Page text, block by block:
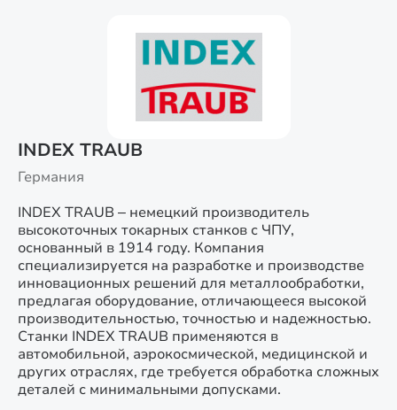
INDEX TRAUB
Германия
INDEX TRAUB – немецкий производитель
высокоточных токарных станков с ЧПУ,
основанный в 1914 году. Компания
специализируется на разработке и производстве
инновационных решений для металлообработки,
предлагая оборудование, отличающееся высокой
производительностью, точностью и надежностью.
Станки INDEX TRAUB применяются в
автомобильной, аэрокосмической, медицинской и
других отраслях, где требуется обработка сложных
деталей с минимальными допусками.